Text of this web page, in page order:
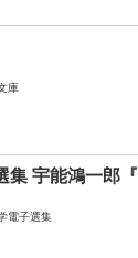
庫
集 宇能鴻一郎『
電子選集